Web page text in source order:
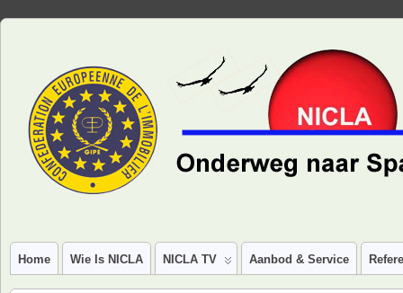
Home Wie Is NICLA NICLA TV Aanbod & Service